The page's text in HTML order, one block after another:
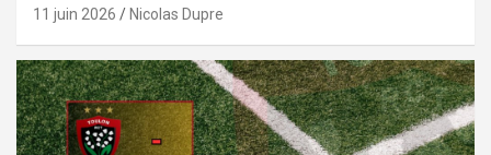
11 juin 2026 Nicolas Dupre